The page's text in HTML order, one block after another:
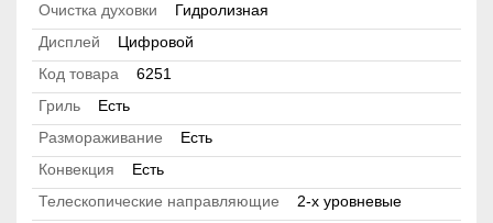
Очистка духовки
Гидролизная
Дисплей
Цифровой
Код товара
6251
Гриль
Есть
Размораживание
Есть
Конвекция
Есть
Телескопические направляющие
2-х уровневые